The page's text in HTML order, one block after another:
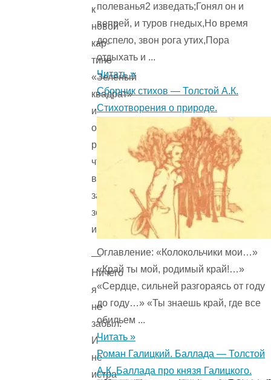
к
новой
кар­
тине
«Зелёный
квадрат»
и
обна­
ружил,
что
весь
запас
зелёнки
исчез.
—
Ничего
я
не
забыл.
И
не
истра­
полеванья2 изведать;Гонял он и
вепрей, и туров гнедых,Но время
доспело, звон рога утих,Пора
отдыхать и ...
Читать »
Сборник стихов — Толстой А.К.
Стихотворения о природе.
Оглавление: «Колокольчики мои…»
«Край ты мой, родимый край!…»
«Сердце, сильней разгораясь от году
до году…» «Ты знаешь край, где все
обильем ...
Читать »
Роман Галицкий. Баллада — Толстой
А.К. Баллада про князя Галицкого.